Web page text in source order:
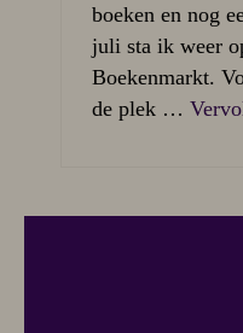
boeken en nog
juli sta ik weer
Boekenmarkt.
de plek …